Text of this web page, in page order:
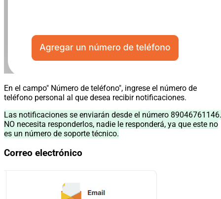
En el campo" Número de teléfono", ingrese el número de
teléfono personal al que desea recibir notificaciones.
Las notificaciones se enviarán desde el número 89046761146.
NO necesita responderlos, nadie le responderá, ya que este no
es un número de soporte técnico.
Correo electrónico